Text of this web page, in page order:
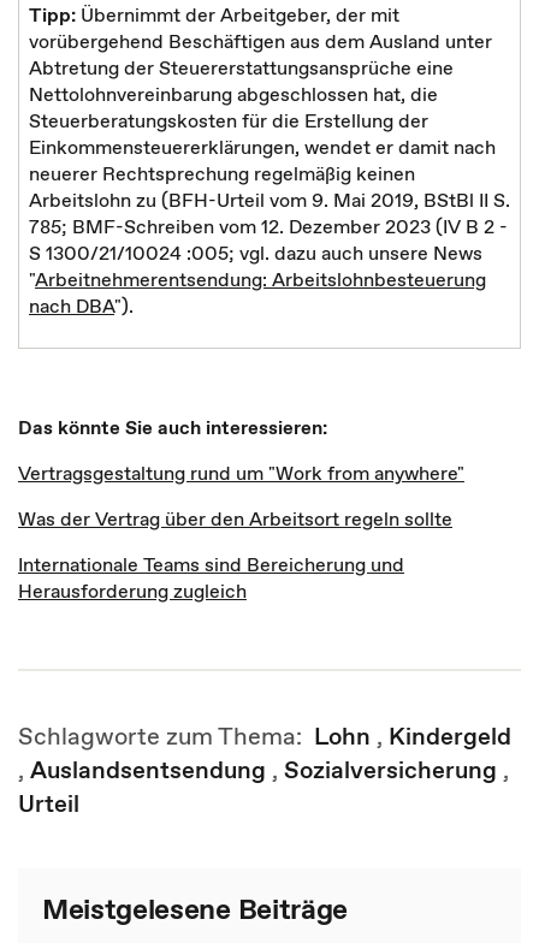
Tipp: Übernimmt der Arbeitgeber, der mit
vorübergehend Beschäftigen aus dem Ausland unter
Abtretung der Steuererstattungsansprüche eine
Nettolohnvereinbarung abgeschlossen hat, die
Steuerberatungskosten für die Erstellung der
Einkommensteuererklärungen, wendet er damit nach
neuerer Rechtsprechung regelmäßig keinen
Arbeitslohn zu (BFH-Urteil vom 9. Mai 2019, BStBl II S.
785; BMF-Schreiben vom 12. Dezember 2023 (IV B 2 -
S 1300/21/10024 :005; vgl. dazu auch unsere News
"Arbeitnehmerentsendung: Arbeitslohnbesteuerung
nach DBA").
Das könnte Sie auch interessieren:
Vertragsgestaltung rund um "Work from anywhere"
Was der Vertrag über den Arbeitsort regeln sollte
Internationale Teams sind Bereicherung und
Herausforderung zugleich
Schlagworte zum Thema: Lohn , Kindergeld
, Auslandsentsendung , Sozialversicherung ,
Urteil
Meistgelesene Beiträge